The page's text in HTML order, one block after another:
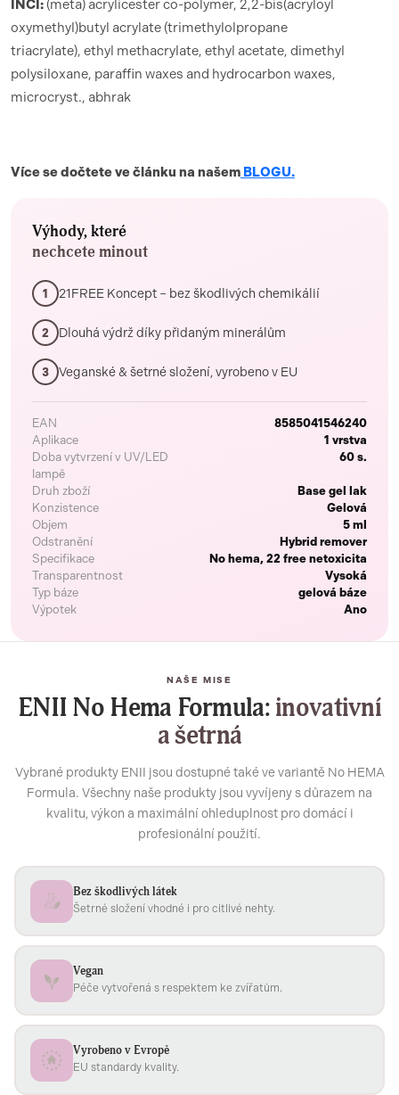
INCI: (meta) acrylicester co-polymer, 2,2-bis(acryloyl
oxymethyl)butyl acrylate (trimethylolpropane
triacrylate), ethyl methacrylate, ethyl acetate, dimethyl
polysiloxane, paraffin waxes and hydrocarbon waxes,
microcryst., abhrak
Více se dočtete ve článku na našem BLOGU.
Výhody, které
nechcete minout
1 21FREE Koncept – bez škodlivých chemikálií
2 Dlouhá výdrž díky přidaným minerálům
3 Veganské & šetrné složení, vyrobeno v EU
EAN
8585041546240
Aplikace
1 vrstva
Doba vytvrzení v UV/LED
lampě
60 s.
Druh zboží
Base gel lak
Konzistence
Gelová
Objem
5 ml
Odstranění
Hybrid remover
Specifikace
No hema, 22 free netoxicita
Transparentnost
Vysoká
Typ báze
gelová báze
Výpotek
Ano
NAŠE MISE
ENII No Hema Formula:inovativní
a šetrná
Vybrané produkty ENII jsou dostupné také ve variantě No HEMA
Formula. Všechny naše produkty jsou vyvíjeny s důrazem na
kvalitu, výkon a maximální ohleduplnost pro domácí i
profesionální použití.
Bez škodlivých látek
Šetrné složení vhodné i pro citlivé nehty.
Vegan
Péče vytvořená s respektem ke zvířatům.
Vyrobeno v Evropě
EU standardy kvality.